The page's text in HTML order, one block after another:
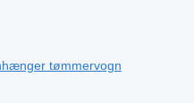
tømmervogn